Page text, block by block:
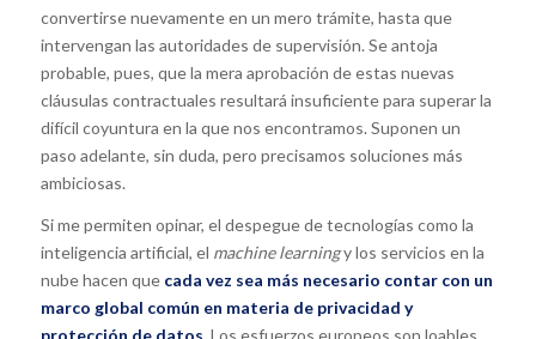
convertirse nuevamente en un mero trámite, hasta que
intervengan las autoridades de supervisión. Se antoja
probable, pues, que la mera aprobación de estas nuevas
cláusulas contractuales resultará insuficiente para superar la
difícil coyuntura en la que nos encontramos. Suponen un
paso adelante, sin duda, pero precisamos soluciones más
ambiciosas.
Si me permiten opinar, el despegue de tecnologías como la
inteligencia artificial, el machine learningy los servicios en la
nube hacen que cada vez sea más necesario contar con un
marco global común en materia de privacidad y
protección de datos . Los esfuerzos europeos son loables,